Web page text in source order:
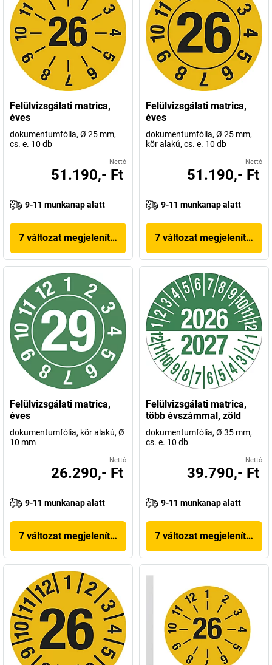
Felülvizsgálati matrica,
éves
dokumentumfólia, Ø 25 mm,
cs. e. 10 db
Nettó
51.190,- Ft
9-11 munkanap alatt
7 változat megjelenítése
Felülvizsgálati matrica,
éves
dokumentumfólia, Ø 25 mm,
kör alakú, cs. e. 10 db
Nettó
51.190,- Ft
9-11 munkanap alatt
7 változat megjelenítése
Felülvizsgálati matrica,
éves
dokumentumfólia, kör alakú, Ø
10 mm
Nettó
26.290,- Ft
9-11 munkanap alatt
7 változat megjelenítése
Felülvizsgálati matrica,
több évszámmal, zöld
dokumentumfólia, Ø 35 mm,
cs. e. 10 db
Nettó
39.790,- Ft
9-11 munkanap alatt
7 változat megjelenítése